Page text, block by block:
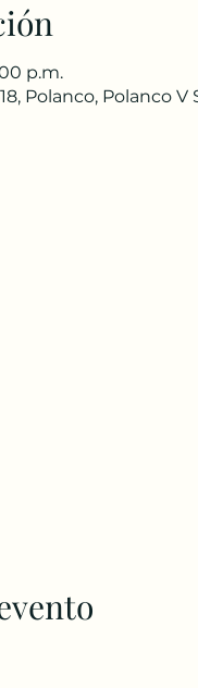
p.m.
Polanco, Polanco